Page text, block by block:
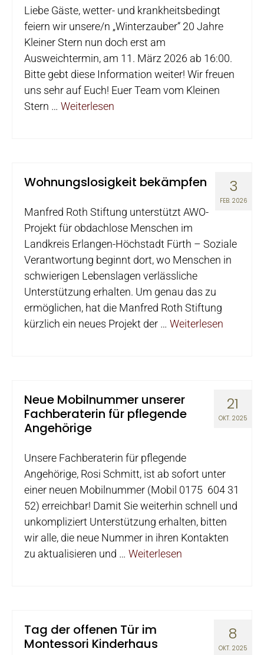
Liebe Gäste, wetter- und krankheitsbedingt
feiern wir unsere/n „Winterzauber“ 20 Jahre
Kleiner Stern nun doch erst am
Ausweichtermin, am 11. März 2026 ab 16:00.
Bitte gebt diese Information weiter! Wir freuen
uns sehr auf Euch! Euer Team vom Kleinen
Stern … Weiterlesen
3
FEB. 2026
Wohnungslosigkeit bekämpfen
Manfred Roth Stiftung unterstützt AWO-
Projekt für obdachlose Menschen im
Landkreis Erlangen-Höchstadt Fürth – Soziale
Verantwortung beginnt dort, wo Menschen in
schwierigen Lebenslagen verlässliche
Unterstützung erhalten. Um genau das zu
ermöglichen, hat die Manfred Roth Stiftung
kürzlich ein neues Projekt der … Weiterlesen
21
OKT. 2025
Neue Mobilnummer unserer
Fachberaterin für pflegende
Angehörige
Unsere Fachberaterin für pflegende
Angehörige, Rosi Schmitt, ist ab sofort unter
einer neuen Mobilnummer (Mobil 0175 604 31
52) erreichbar! Damit Sie weiterhin schnell und
unkompliziert Unterstützung erhalten, bitten
wir alle, die neue Nummer in ihren Kontakten
zu aktualisieren und … Weiterlesen
8
OKT. 2025
Tag der offenen Tür im
Montessori Kinderhaus